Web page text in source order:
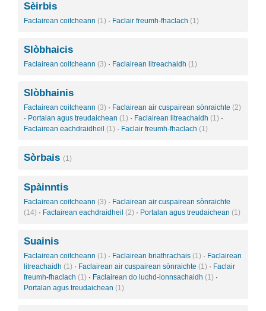
Sèirbis
Faclairean coitcheann (1) · Faclair freumh-fhaclach (1)
Slòbhaicis
Faclairean coitcheann (3) · Faclairean litreachaidh (1)
Slòbhainis
Faclairean coitcheann (3) · Faclairean air cuspairean sònraichte (2)
· Portalan agus treudaichean (1) · Faclairean litreachaidh (1) ·
Faclairean eachdraidheil (1) · Faclair freumh-fhaclach (1)
Sòrbais (1)
Spàinntis
Faclairean coitcheann (3) · Faclairean air cuspairean sònraichte
(14) · Faclairean eachdraidheil (2) · Portalan agus treudaichean (1)
Suainis
Faclairean coitcheann (1) · Faclairean briathrachais (1) · Faclairean
litreachaidh (1) · Faclairean air cuspairean sònraichte (1) · Faclair
freumh-fhaclach (1) · Faclairean do luchd-ionnsachaidh (1) ·
Portalan agus treudaichean (1)